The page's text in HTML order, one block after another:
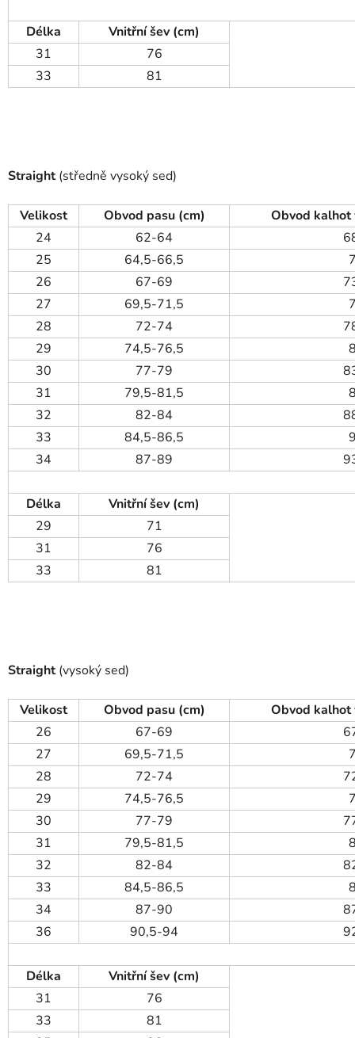
Délka
Vnitřní šev (cm)
31
76
33
81
Straight(středně vysoký sed)
Velikost Obvod pasu (cm)
Obvod kalhot
24
62-64
25
64,5-66,5
26
67-69
27
69,5-71,5
28
72-74
29
74,5-76,5
30
77-79
31
79,5-81,5
32
82-84
33
84,5-86,5
34
87-89
Délka
Vnitřní šev (cm)
29
71
31
76
33
81
Straight(vysoký sed)
Velikost Obvod pasu (cm)
Obvod kalhot
26
67-69
27
69,5-71,5
28
72-74
29
74,5-76,5
30
77-79
31
79,5-81,5
32
82-84
33
84,5-86,5
34
87-90
36
90,5-94
Délka
Vnitřní šev (cm)
31
76
33
81